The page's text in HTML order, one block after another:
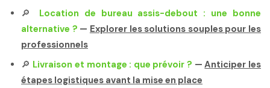
🔎 Location de bureau assis-debout : une bonne
alternative ? — Explorer les solutions souples pour les
professionnels
🔎 Livraison et montage : que prévoir ? —Anticiper les
étapes logistiques avant la mise en place